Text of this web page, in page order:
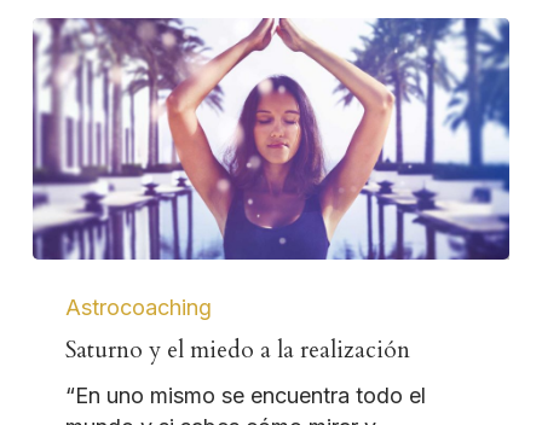
Astrocoaching
Saturno y el miedo a la realización
“En uno mismo se encuentra todo el